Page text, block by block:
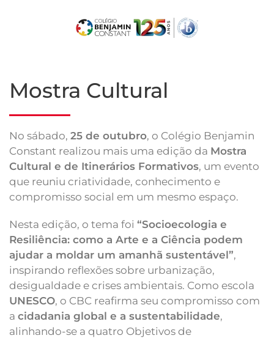
Mostra Cultural
No sábado, 25 de outubro, o Colégio Benjamin
Constant realizou mais uma edição da Mostra
Cultural e de Itinerários Formativos, um evento
que reuniu criatividade, conhecimento e
compromisso social em um mesmo espaço.
Nesta edição, o tema foi “Socioecologia e
Resiliência: como a Arte e a Ciência podem
ajudar a moldar um amanhã sustentável”,
inspirando reflexões sobre urbanização,
desigualdade e crises ambientais. Como escola
UNESCO, o CBC reafirma seu compromisso com
a cidadania global e a sustentabilidade,
alinhando-se a quatro Objetivos de